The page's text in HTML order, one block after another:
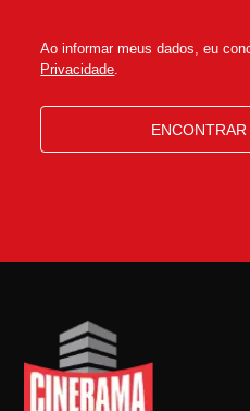
Ao informar meus dados, eu
Privacidade.
ENCONTRAR